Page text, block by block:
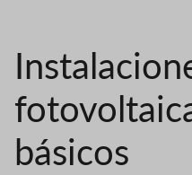
básicos